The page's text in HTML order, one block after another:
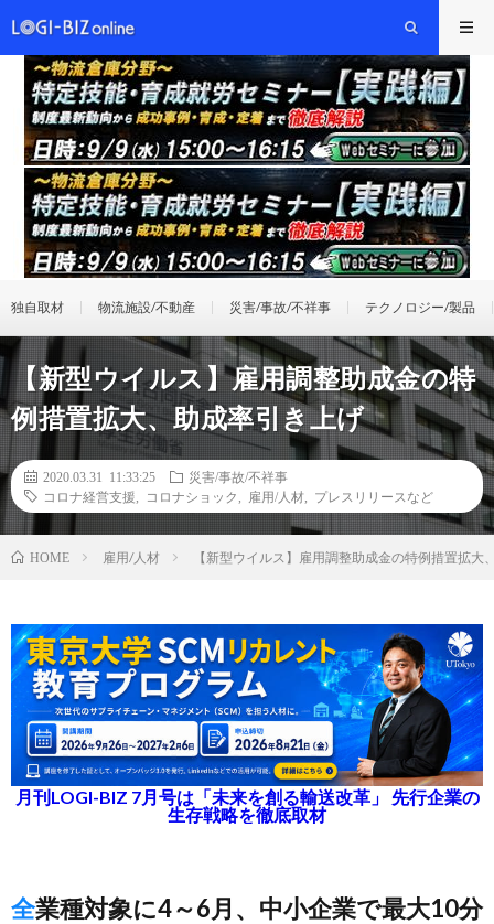
独自取材 物流施設/不動産 災害/事故/不祥事 テクノロジー/製品
【新型ウイルス】雇用調整助成金の特
例措置拡大、助成率引き上げ
2020.03.31 11:33:25
災害/事故/不祥事
コロナ経営支援
コロナショック 雇用/人材 プレスリリースなど
HOME 雇用/人材 【新型ウイルス】雇用調整助成金の特例措置拡大
月刊LOGI-BIZ 7月号は「未来を創る輸送改革」 先行企業の
生存戦略を徹底取材
全業種対象に4～6月、中小企業で最大10分